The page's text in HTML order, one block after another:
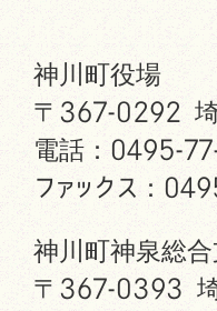
神川町役場
〒367-0292
電話：0495-77-
ファックス：
神川町神泉総合
〒367-0393